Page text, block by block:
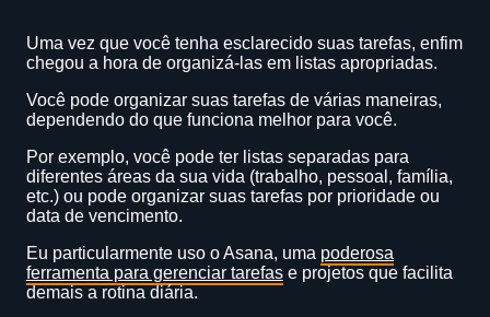
Uma vez que você tenha esclarecido suas tarefas, enfim
chegou a hora de organizá-las em listas apropriadas.
Você pode organizar suas tarefas de várias maneiras,
dependendo do que funciona melhor para você.
Por exemplo, você pode ter listas separadas para
diferentes áreas da sua vida (trabalho, pessoal, família,
etc.) ou pode organizar suas tarefas por prioridade ou
data de vencimento.
Eu particularmente uso o Asana, uma poderosa
ferramenta para gerenciar tarefas e projetos que facilita
demais a rotina diária.